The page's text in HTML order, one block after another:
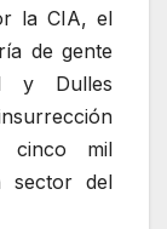
la CIA, el
de gente
y Dulles
cinco mil
sector del